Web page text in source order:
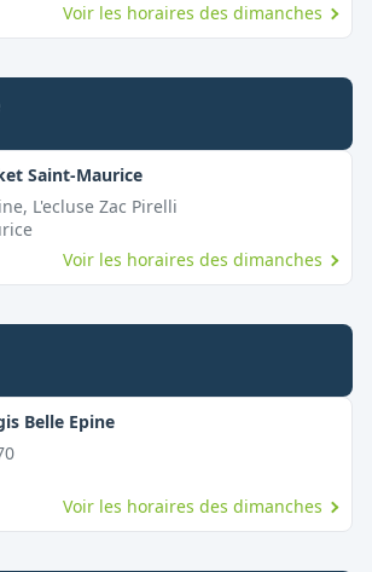
Voir les horaires des dimanches
Saint-Maurice,
L'ecluse Zac Pirelli
Voir les horaires des dimanches
Belle Epine,
Voir les horaires des dimanches